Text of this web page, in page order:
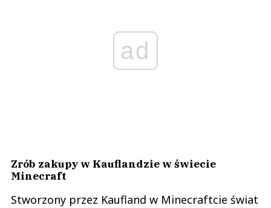
ad
Zrób zakupy w Kauflandzie w świecie
Minecraft
Stworzony przez Kaufland w Minecraftcie świat